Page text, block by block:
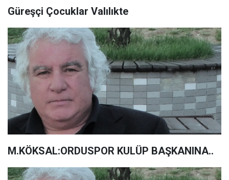
Güreşçi Çocuklar Valılıkte
M.KÖKSAL:ORDUSPOR KULÜP BAŞKANINA..